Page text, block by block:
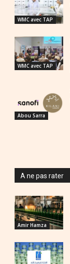
WMC avec TAP
WMC avec TAP
Abou Sarra
A ne pas rater
Amir Hamza